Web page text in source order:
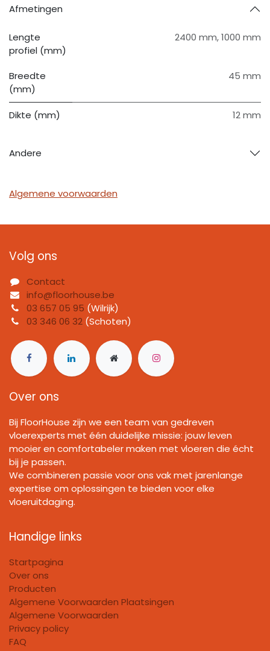
Afmetingen
Lengte
profiel (mm)
2400 mm,1000 mm
Breedte
(mm)
45 mm
Dikte (mm) 12 mm
Andere
Algemene voorwaarden
Volg ons
Contact
info@floorhouse.be
03 657 05 95 (Wilrijk)
03 346 06 32 (Schoten)
Over ons
Bij FloorHouse zijn we een team van gedreven
vloerexperts met één duidelijke missie: jouw leven
mooier en comfortabeler maken met vloeren die écht
bij je passen.
We combineren passie voor ons vak met jarenlange
expertise om oplossingen te bieden voor elke
vloeruitdaging.
Handige links
Startpagina
Over ons
Producten
Algemene Voorwaarden Plaatsingen
Algemene Voorwaarden
Privacy policy
FAQ